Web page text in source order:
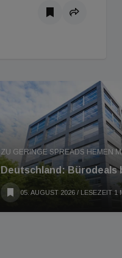
ZU GERINGE SPREADS HEMEN
Deutschland: Bürodeals
05. AUGUST 2026 / LESEZEIT 1